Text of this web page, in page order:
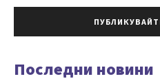
Последни новини